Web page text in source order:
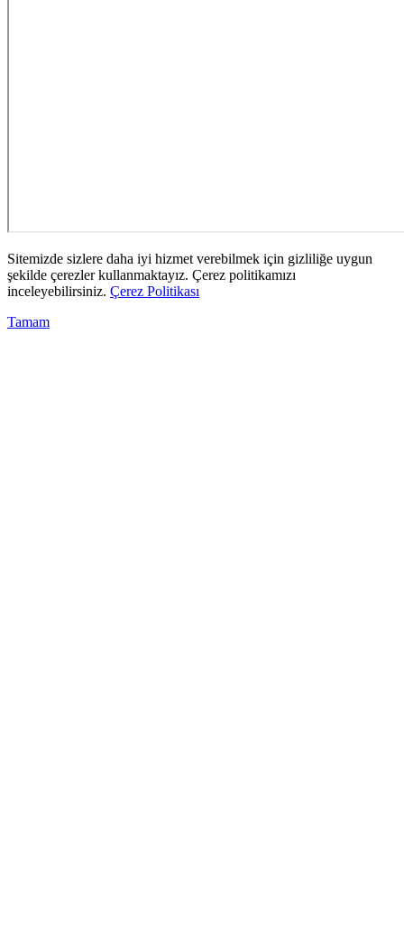
Sitemizde sizlere daha iyi hizmet verebilmek için gizliliğe uygun
şekilde çerezler kullanmaktayız. Çerez politikamızı
inceleyebilirsiniz. Çerez Politikası
Tamam